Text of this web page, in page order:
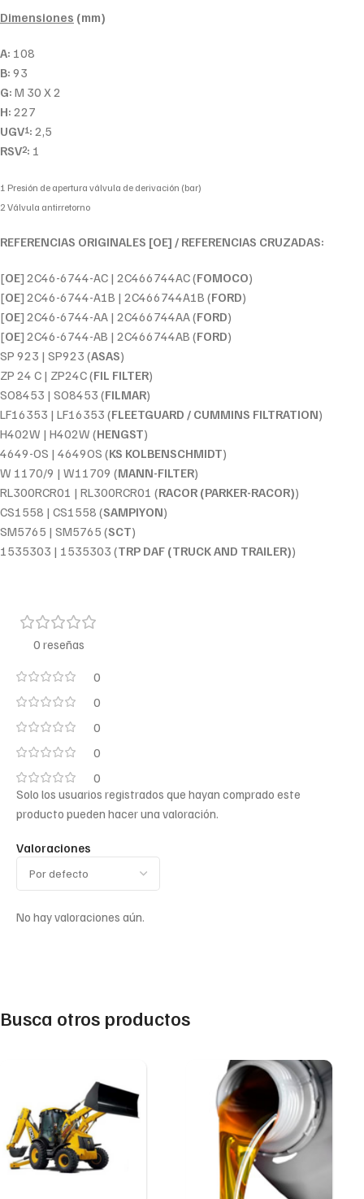
Dimensiones (mm)
A: 108
B: 93
G: M 30 X 2
H: 227
UGV1: 2,5
RSV2: 1
1 Presión de apertura válvula de derivación (bar)
2 Válvula antirretorno
REFERENCIAS ORIGINALES [OE] / REFERENCIAS CRUZADAS:
[OE] 2C46-6744-AC | 2C466744AC (FOMOCO)
[OE] 2C46-6744-A1B | 2C466744A1B (FORD)
[OE] 2C46-6744-AA | 2C466744AA (FORD)
[OE] 2C46-6744-AB | 2C466744AB (FORD)
SP 923 | SP923 (ASAS)
ZP 24 C | ZP24C (FIL FILTER)
SO8453 | SO8453 (FILMAR)
LF16353 | LF16353 (FLEETGUARD / CUMMINS FILTRATION)
H402W | H402W (HENGST)
4649-OS | 4649OS (KS KOLBENSCHMIDT)
W 1170/9 | W11709 (MANN-FILTER)
RL300RCR01 | RL300RCR01 (RACOR (PARKER-RACOR))
CS1558 | CS1558 (SAMPIYON)
SM5765 | SM5765 (SCT)
1535303 | 1535303 (TRP DAF (TRUCK AND TRAILER))
0 reseñas
0
0
0
0
0
Valoraciones
No hay valoraciones aún.
Solo los usuarios registrados que hayan comprado este
producto pueden hacer una valoración.
Busca otros productos